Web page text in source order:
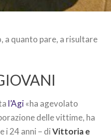
a quanto pare, a risultare
l’Agi«ha agevolato
delle vittime, ha
i 24 anni – diVittoria e